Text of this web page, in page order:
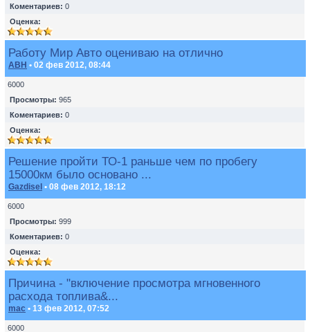
Коментариев: 0
Оценка:
Работу Мир Авто оцениваю на отлично
ABH • 02 фев 2012, 08:44
6000
Просмотры: 965
Коментариев: 0
Оценка:
Решение пройти ТО-1 раньше чем по пробегу
15000км было основано ...
Gazdisel • 08 фев 2012, 18:12
6000
Просмотры: 999
Коментариев: 0
Оценка:
Причина - "включение просмотра мгновенного
расхода топлива&...
mac • 13 фев 2012, 07:52
6000